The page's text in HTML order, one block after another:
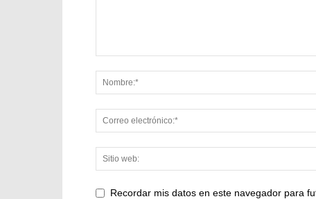
Recordar mis datos en este navegador para